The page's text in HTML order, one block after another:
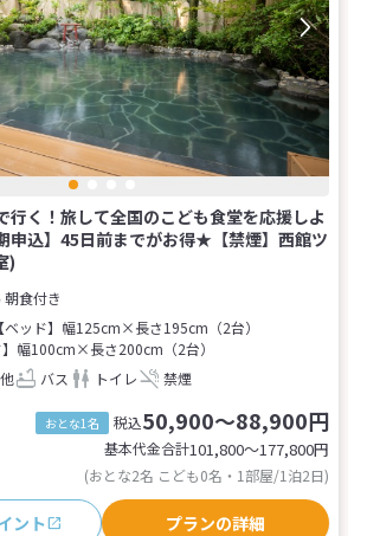
行く！旅して全国のこども食堂を応援しよ
申込】45日前までがお得★【禁煙】西館ツ
)
朝食付き
【ベッド】幅125cm×長さ195cm（2台）
】幅100cm×長さ200cm（2台）
バス トイレ 禁煙
おとな1名 税込50,900～88,900円
基本代金合計101,800〜177,800円
(おとな2名 こども0名・1部屋/1泊2日)
ント プランの詳細